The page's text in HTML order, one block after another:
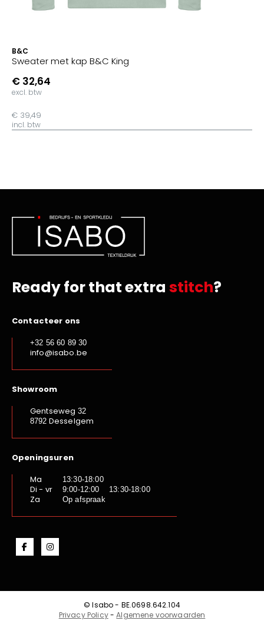
B&C
Sweater met kap B&C King
€ 32,64
excl. btw
€ 39,49
incl. btw
Ready for that extra stitch?
Contacteer ons
+32 56 60 89 30
info@isabo.be
Showroom
Gentseweg 32
8792 Desselgem
Openingsuren
Ma
13:30-18:00
Di - vr 9:00-12:00 13:30-18:00
Za Op afspraak
© Isabo - BE.0698.642.104
Privacy Policy-Algemene voorwaarden